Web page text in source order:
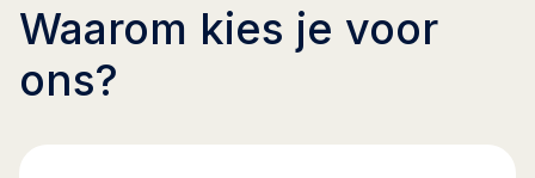
Waarom kies je voor
ons?